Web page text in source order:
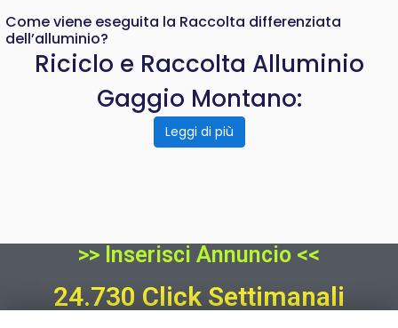
Come viene eseguita la Raccolta differenziata
dell’alluminio?
Riciclo e Raccolta Alluminio
Gaggio Montano:
Leggi di più
>> Inserisci Annuncio <<
24.730 Click Settimanali